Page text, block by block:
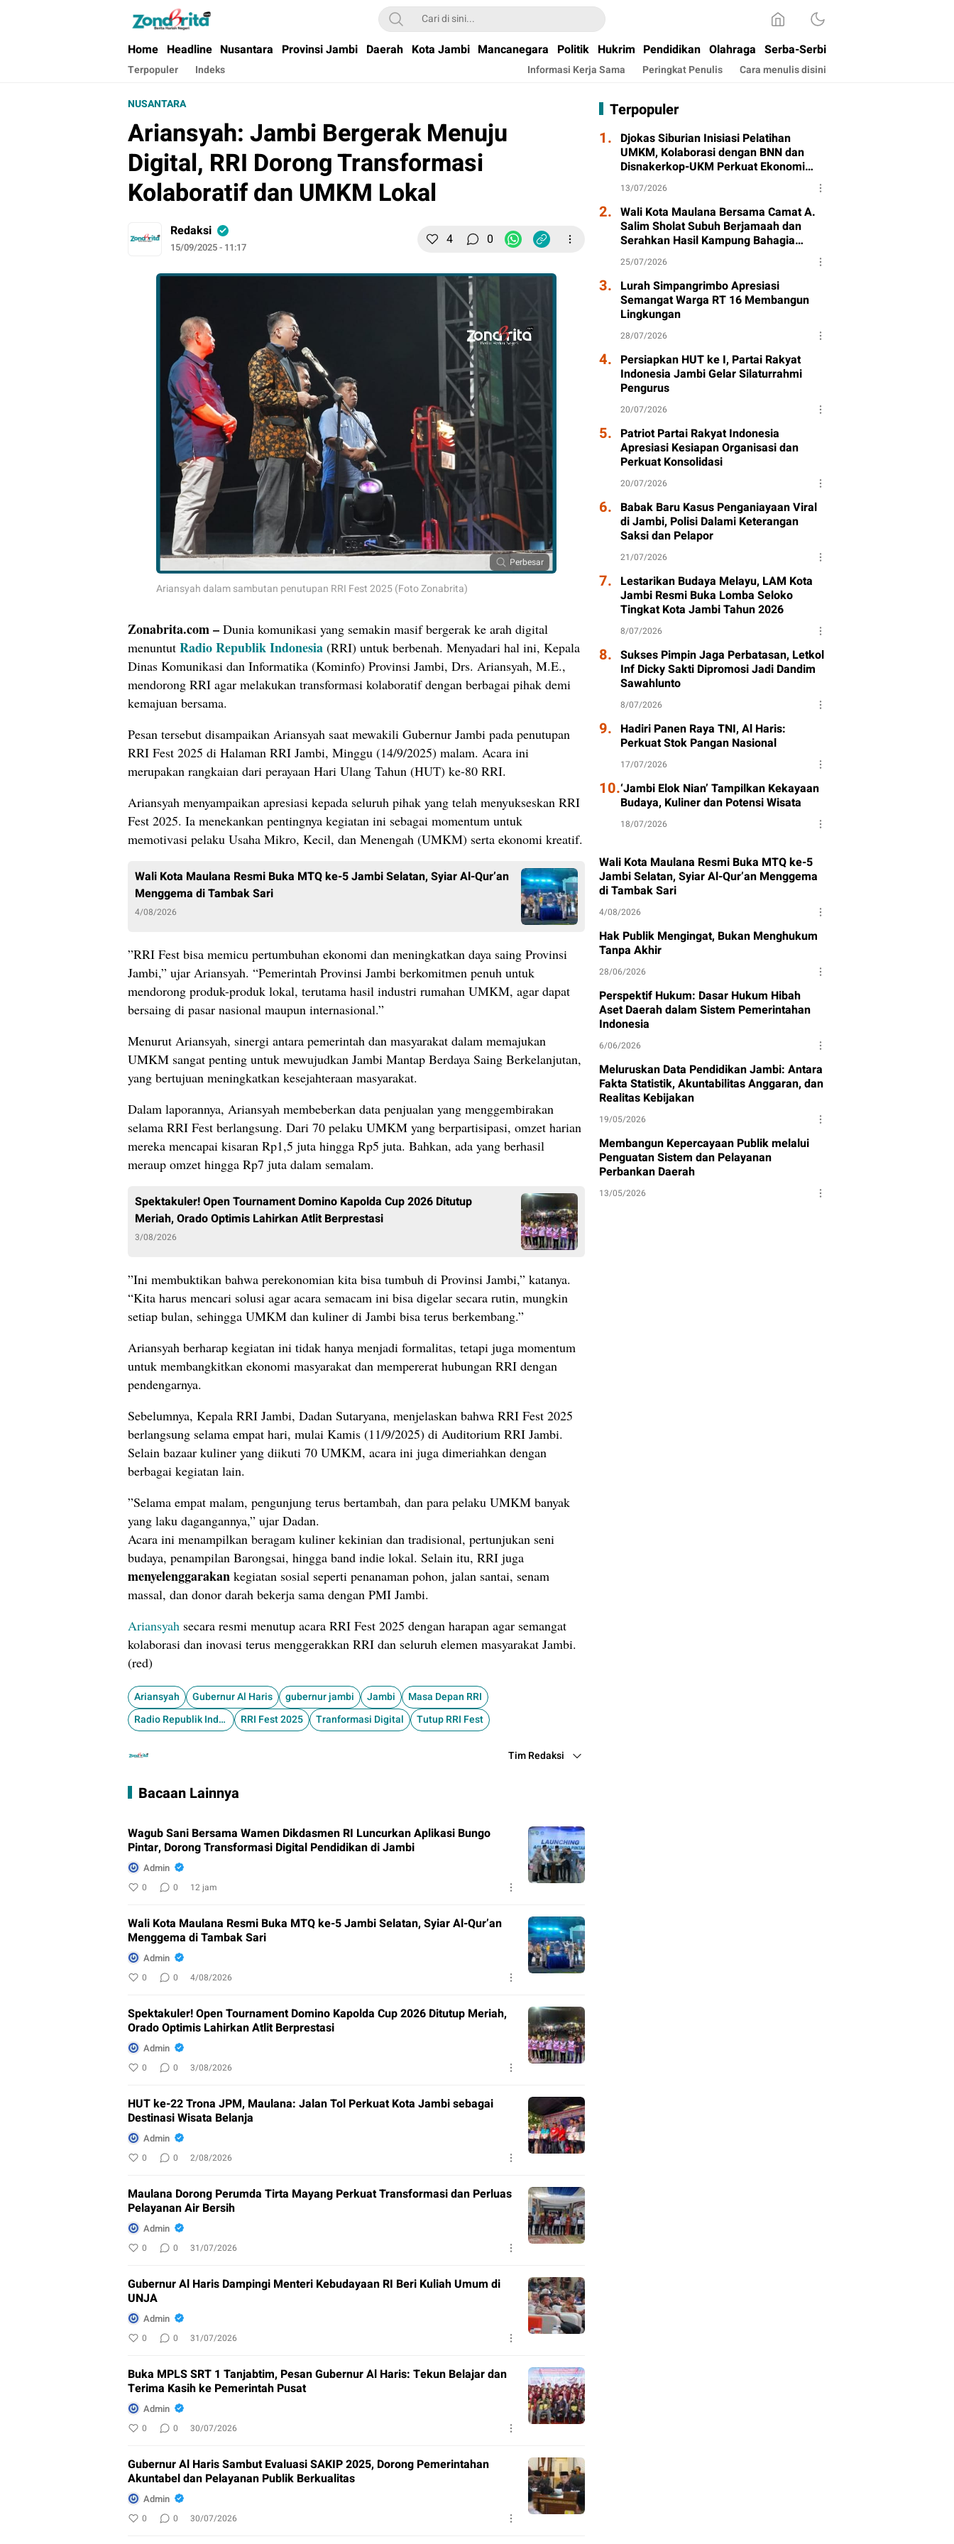
Berita Harian Negeri
Home Headline Nusantara Provinsi Jambi Daerah Kota Jambi Mancanegara Politik Hukrim Pendidikan Olahraga Serba-Serbi
Terpopuler Indeks Informasi Kerja Sama Peringkat Penulis Cara menulis disini
NUSANTARA
Ariansyah: Jambi Bergerak Menuju
Digital, RRI Dorong Transformasi
Kolaboratif dan UMKM Lokal
Redaksi
15/09/2025 - 11:17 4 0
Perbesar
Ariansyah dalam sambutan penutupan RRI Fest 2025 (Foto Zonabrita)
Zonabrita.com – Dunia komunikasi yang semakin masif bergerak ke arah digital
menuntut Radio Republik Indonesia (RRI) untuk berbenah. Menyadari hal ini, Kepala
Dinas Komunikasi dan Informatika (Kominfo) Provinsi Jambi, Drs. Ariansyah, M.E.,
mendorong RRI agar melakukan transformasi kolaboratif dengan berbagai pihak demi
kemajuan bersama.
​Pesan tersebut disampaikan Ariansyah saat mewakili Gubernur Jambi pada penutupan
RRI Fest 2025 di Halaman RRI Jambi, Minggu (14/9/2025) malam. Acara ini
merupakan rangkaian dari perayaan Hari Ulang Tahun (HUT) ke-80 RRI.
​Ariansyah menyampaikan apresiasi kepada seluruh pihak yang telah menyukseskan RRI
Fest 2025. Ia menekankan pentingnya kegiatan ini sebagai momentum untuk
memotivasi pelaku Usaha Mikro, Kecil, dan Menengah (UMKM) serta ekonomi kreatif.
Wali Kota Maulana Resmi Buka MTQ ke-5 Jambi Selatan, Syiar Al-Qur’an
Menggema di Tambak Sari
4/08/2026
​”RRI Fest bisa memicu pertumbuhan ekonomi dan meningkatkan daya saing Provinsi
Jambi,” ujar Ariansyah. “Pemerintah Provinsi Jambi berkomitmen penuh untuk
mendorong produk-produk lokal, terutama hasil industri rumahan UMKM, agar dapat
bersaing di pasar nasional maupun internasional.”
​Menurut Ariansyah, sinergi antara pemerintah dan masyarakat dalam memajukan
UMKM sangat penting untuk mewujudkan Jambi Mantap Berdaya Saing Berkelanjutan,
yang bertujuan meningkatkan kesejahteraan masyarakat.
​Dalam laporannya, Ariansyah membeberkan data penjualan yang menggembirakan
selama RRI Fest berlangsung. Dari 70 pelaku UMKM yang berpartisipasi, omzet harian
mereka mencapai kisaran Rp1,5 juta hingga Rp5 juta. Bahkan, ada yang berhasil
meraup omzet hingga Rp7 juta dalam semalam.
Spektakuler! Open Tournament Domino Kapolda Cup 2026 Ditutup
Meriah, Orado Optimis Lahirkan Atlit Berprestasi
3/08/2026
​”Ini membuktikan bahwa perekonomian kita bisa tumbuh di Provinsi Jambi,” katanya.
“Kita harus mencari solusi agar acara semacam ini bisa digelar secara rutin, mungkin
setiap bulan, sehingga UMKM dan kuliner di Jambi bisa terus berkembang.”
​Ariansyah berharap kegiatan ini tidak hanya menjadi formalitas, tetapi juga momentum
untuk membangkitkan ekonomi masyarakat dan mempererat hubungan RRI dengan
pendengarnya.
​Sebelumnya, Kepala RRI Jambi, Dadan Sutaryana, menjelaskan bahwa RRI Fest 2025
berlangsung selama empat hari, mulai Kamis (11/9/2025) di Auditorium RRI Jambi.
Selain bazaar kuliner yang diikuti 70 UMKM, acara ini juga dimeriahkan dengan
berbagai kegiatan lain.
​”Selama empat malam, pengunjung terus bertambah, dan para pelaku UMKM banyak
yang laku dagangannya,” ujar Dadan.
​Acara ini menampilkan beragam kuliner kekinian dan tradisional, pertunjukan seni
budaya, penampilan Barongsai, hingga band indie lokal. Selain itu, RRI juga
menyelenggarakan kegiatan sosial seperti penanaman pohon, jalan santai, senam
massal, dan donor darah bekerja sama dengan PMI Jambi.
Ariansyah secara resmi menutup acara RRI Fest 2025 dengan harapan agar semangat
kolaborasi dan inovasi terus menggerakkan RRI dan seluruh elemen masyarakat Jambi.
(red)
Ariansyah Gubernur Al Haris gubernur jambi Jambi
Masa Depan RRI
Radio Republik Indonesia
RRI Fest 2025 Tranformasi Digital Tutup RRI Fest
Tim Redaksi
Bacaan Lainnya
Wagub Sani Bersama Wamen Dikdasmen RI Luncurkan Aplikasi Bungo
Pintar, Dorong Transformasi Digital Pendidikan di Jambi
Admin
0 0 12 jam
Wali Kota Maulana Resmi Buka MTQ ke-5 Jambi Selatan, Syiar Al-Qur’an
Menggema di Tambak Sari
Admin
0 0 4/08/2026
Spektakuler! Open Tournament Domino Kapolda Cup 2026 Ditutup Meriah,
Orado Optimis Lahirkan Atlit Berprestasi
Admin
0 0 3/08/2026
HUT ke-22 Trona JPM, Maulana: Jalan Tol Perkuat Kota Jambi sebagai
Destinasi Wisata Belanja
Admin
0 0 2/08/2026
Maulana Dorong Perumda Tirta Mayang Perkuat Transformasi dan Perluas
Pelayanan Air Bersih
Admin
0 0 31/07/2026
Gubernur Al Haris Dampingi Menteri Kebudayaan RI Beri Kuliah Umum di
UNJA
Admin
0 0 31/07/2026
Buka MPLS SRT 1 Tanjabtim, Pesan Gubernur Al Haris: Tekun Belajar dan
Terima Kasih ke Pemerintah Pusat
Admin
0 0 30/07/2026
Gubernur Al Haris Sambut Evaluasi SAKIP 2025, Dorong Pemerintahan
Akuntabel dan Pelayanan Publik Berkualitas
Admin
0 0 30/07/2026
Terpopuler
1. Djokas Siburian Inisiasi Pelatihan
UMKM, Kolaborasi dengan BNN dan
Disnakerkop-UKM Perkuat Ekonomi
Warga
13/07/2026
2. Wali Kota Maulana Bersama Camat A.
Salim Sholat Subuh Berjamaah dan
Serahkan Hasil Kampung Bahagia
Tahap I
25/07/2026
3. Lurah Simpangrimbo Apresiasi
Semangat Warga RT 16 Membangun
Lingkungan
28/07/2026
4. Persiapkan HUT ke I, Partai Rakyat
Indonesia Jambi Gelar Silaturrahmi
Pengurus
20/07/2026
5. Patriot Partai Rakyat Indonesia
Apresiasi Kesiapan Organisasi dan
Perkuat Konsolidasi
20/07/2026
6. Babak Baru Kasus Penganiayaan Viral
di Jambi, Polisi Dalami Keterangan
Saksi dan Pelapor
21/07/2026
7. Lestarikan Budaya Melayu, LAM Kota
Jambi Resmi Buka Lomba Seloko
Tingkat Kota Jambi Tahun 2026
8/07/2026
8. Sukses Pimpin Jaga Perbatasan, Letkol
Inf Dicky Sakti Dipromosi Jadi Dandim
Sawahlunto
8/07/2026
9. Hadiri Panen Raya TNI, Al Haris:
Perkuat Stok Pangan Nasional
17/07/2026
10.‘Jambi Elok Nian’ Tampilkan Kekayaan
Budaya, Kuliner dan Potensi Wisata
18/07/2026
Wali Kota Maulana Resmi Buka MTQ ke-5
Jambi Selatan, Syiar Al-Qur’an Menggema
di Tambak Sari
4/08/2026
Hak Publik Mengingat, Bukan Menghukum
Tanpa Akhir
28/06/2026
Perspektif Hukum: Dasar Hukum Hibah
Aset Daerah dalam Sistem Pemerintahan
Indonesia
6/06/2026
Meluruskan Data Pendidikan Jambi: Antara
Fakta Statistik, Akuntabilitas Anggaran, dan
Realitas Kebijakan
19/05/2026
Membangun Kepercayaan Publik melalui
Penguatan Sistem dan Pelayanan
Perbankan Daerah
13/05/2026